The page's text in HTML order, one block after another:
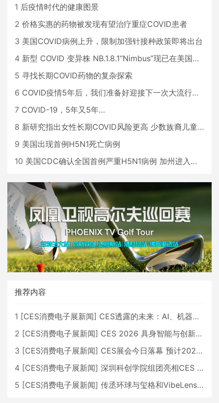
1 后疫情时代的健康图景
2 价格实惠的药物被发现有望治疗重症COVID患者
3 美国COVID病例上升，限制加强针接种政策即将出台
4 新型 COVID 变异株 NB.1.8.1“Nimbus”现已在美国占据主导地位
5 寻找长期COVID药物的复杂探索
6 COVID疫情5年后，我们准备好迎接下一次大流行了吗？
7 COVID-19，5年又5年…
8 新研究指出女性长期COVID风险更高 少数族裔儿童存在差异
9 美国出现首例H5N1死亡病例
10 美国CDC确认全国首例严重H5N1病例 加州进入紧急状态
推荐内容
1 [CES消费电子展新闻] CES透露的未来：AI、机器人与智能生活大爆发
2 [CES消费电子展新闻] CES 2026 具身智能与创新领域 中国公司大放异彩
3 [CES消费电子展新闻] CES展会今日落幕 预计2026行业收入将超五千亿美元
4 [CES消费电子展新闻] 深圳科创学院组团亮相CES 广受好评
5 [CES消费电子展新闻] 传丞环球与玺格和VibeLens共同推出全新耳机